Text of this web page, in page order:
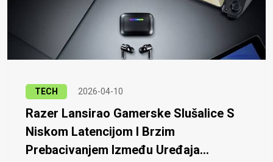
TECH 2026-04-10
Razer Lansirao Gamerske Slušalice S
Niskom Latencijom I Brzim
Prebacivanjem Između Uređaja...